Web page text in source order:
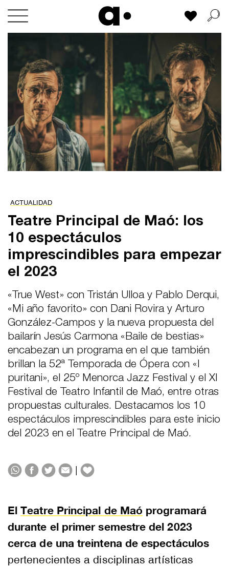
Skip
content
Mi lista
ACTUALIDAD
Teatre Principal de Maó: los
10 espectáculos
imprescindibles para empezar
el 2023
«True West» con Tristán Ulloa y Pablo Derqui,
«Mi año favorito» con Dani Rovira y Arturo
González-Campos y la nueva propuesta del
bailarín Jesús Carmona «Baile de bestias»
encabezan un programa en el que también
brillan la 52ª Temporada de Ópera con «I
puritani», el 25º Menorca Jazz Festival y el XI
Festival de Teatro Infantil de Maó, entre otras
propuestas culturales. Destacamos los 10
espectáculos imprescindibles para este inicio
del 2023 en el Teatre Principal de Maó.
|
ElTeatre Principal de Maó programará
durante el primer semestre del 2023
cerca de una treintena de espectáculos
pertenecientes a disciplinas artísticas